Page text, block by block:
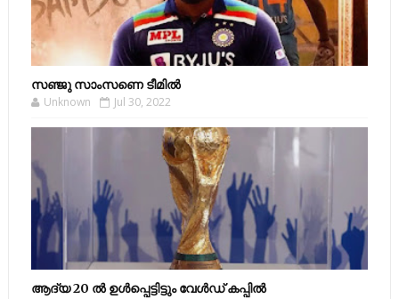
സഞ്ജു സാംസണെ ടീമില്‍
Unknown Jul 30, 2022
ആദ്യ 20 ല്‍ ഉള്‍പ്പെട്ടിട്ടും വേള്‍ഡ് കപ്പില്‍